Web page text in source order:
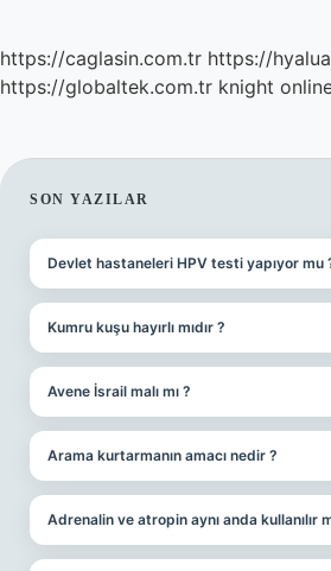
https://caglasin.com.tr https://
https://globaltek.com.tr knight
SIDEBAR
SON YAZILAR
Devlet hastaneleri HPV testi yapıyor mu
Kumru kuşu hayırlı mıdır ?
Avene İsrail malı mı ?
Arama kurtarmanın amacı nedir ?
Adrenalin ve atropin aynı anda kullanılır